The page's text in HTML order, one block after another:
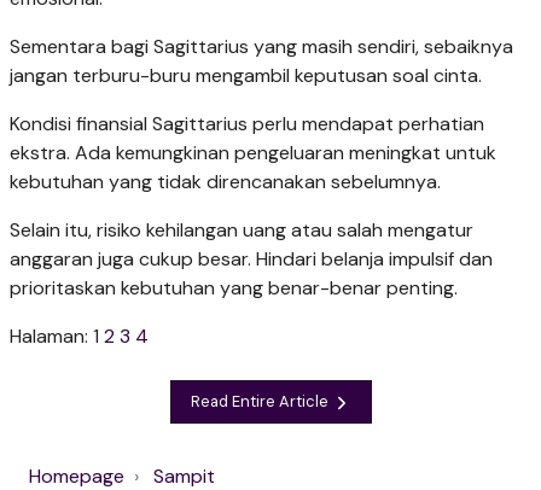
Sementara bagi Sagittarius yang masih sendiri, sebaiknya
jangan terburu-buru mengambil keputusan soal cinta.
Kondisi finansial Sagittarius perlu mendapat perhatian
ekstra. Ada kemungkinan pengeluaran meningkat untuk
kebutuhan yang tidak direncanakan sebelumnya.
Selain itu, risiko kehilangan uang atau salah mengatur
anggaran juga cukup besar. Hindari belanja impulsif dan
prioritaskan kebutuhan yang benar-benar penting.
Halaman: 1 23 4
Read Entire Article
Homepage
Sampit